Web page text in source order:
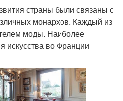
страны были связаны с
монархов. Каждый из
моды. Наиболее
искусства во Франции